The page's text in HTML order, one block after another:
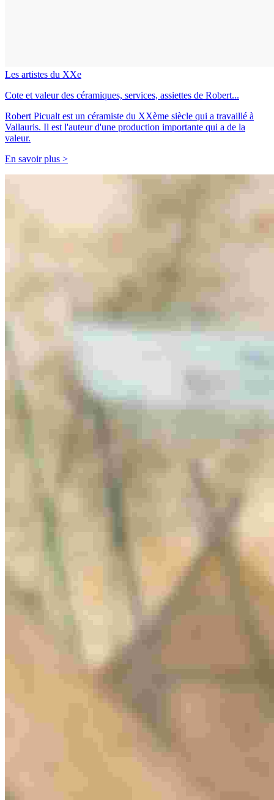
Les artistes du XXe
Cote et valeur des céramiques, services, assiettes de Robert...
Robert Picualt est un céramiste du XXème siècle qui a travaillé à
Vallauris. Il est l'auteur d'une production importante qui a de la
valeur.
En savoir plus >